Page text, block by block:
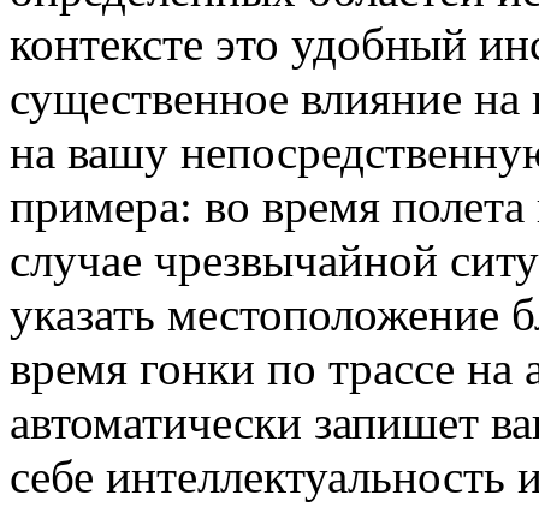
контексте это удобный
существенное влияние
на вашу
примера: во время
случае чрезвычайной
указать местоположение
время гонки по трассе
автоматически запишет
себе